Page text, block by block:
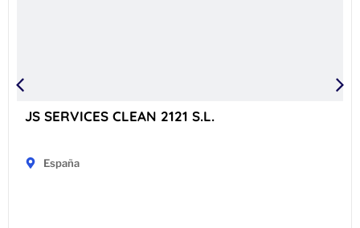
S.L. CALERA DE BARNA SL